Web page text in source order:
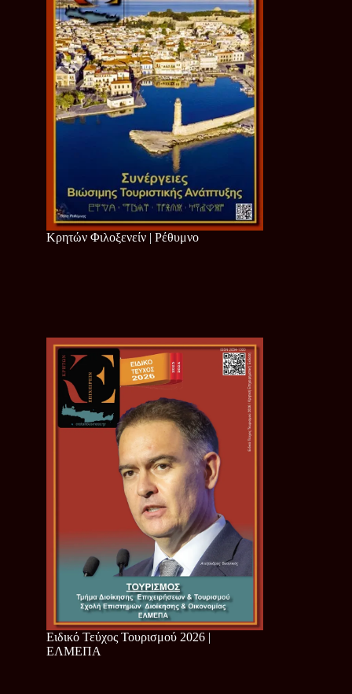
Κρητών Φιλοξενείν | Ρέθυμνο
Ειδικό Τεύχος Τουρισμού 2026 |
ΕΛΜΕΠΑ